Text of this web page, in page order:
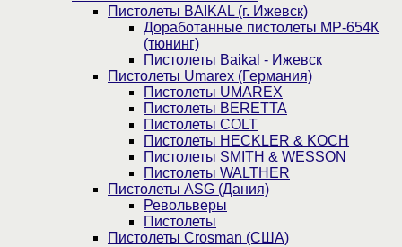
Пистолеты BAIKAL (г. Ижевск)
Доработанные пистолеты МР-654К
(тюнинг)
Пистолеты Baikal - Ижевск
Пистолеты Umarex (Германия)
Пистолеты UMAREX
Пистолеты BERETTA
Пистолеты COLT
Пистолеты HECKLER & KOCH
Пистолеты SMITH & WESSON
Пистолеты WALTHER
Пистолеты ASG (Дания)
Револьверы
Пистолеты
Пистолеты Crosman (США)